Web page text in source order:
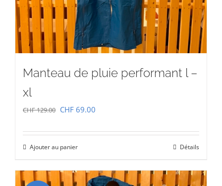
Manteau de pluie performant l –
xl
CHF129.00 Le
initial
était :
CHF 129.00.
CHF 69.00
actuel
CHF 69.00.
Ajouter au panier Détails